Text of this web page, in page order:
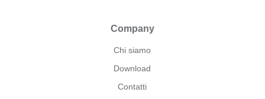
Company
Chi siamo
Download
Contatti